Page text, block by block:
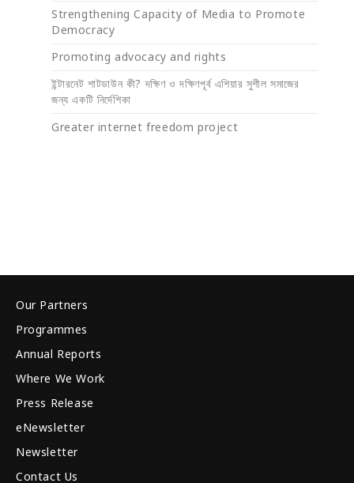
Strengthening Capacity of Media to Promote
Democracy
Promoting advocacy and rights
ইন্টারনেট শাটডাউন কী? দক্ষিণ ও দক্ষিণপূর্ব এশিয়ার সুশীল সমাজের
জন্য একটি নির্দেশিকা
Greater internet freedom project
Our Partners
Programmes
Annual Reports
Where We Work
Press Release
eNewsletter
Newsletter
Contact Us